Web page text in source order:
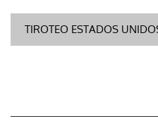
TIROTEO ESTADOS